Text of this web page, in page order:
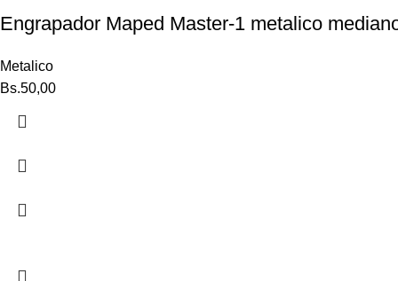
Engrapador Maped Master-1 metalico
Metalico
Bs.50,00